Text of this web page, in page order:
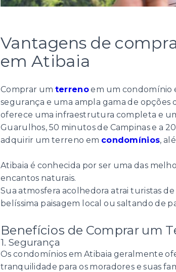
Vantagens de
em Atibaia
Comprar um terrenoem um condomínio
segurança e uma ampla gama de opções
oferece uma infraestrutura completa e
Guarulhos, 50 minutos de Campinas e a
adquirir um terreno em condomínios,
Atibaia é conhecida por ser uma das
encantos naturais.
Sua atmosfera acolhedora atrai turistas
belíssima paisagem local ou saltando de
Benefícios de Comprar um
1. Segurança
Os condomínios em Atibaia geralmente
tranquilidade para os moradores e suas